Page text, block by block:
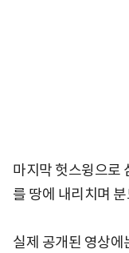
마지막 헛스윙으로
를 땅에 내리치며
실제 공개된 영상에